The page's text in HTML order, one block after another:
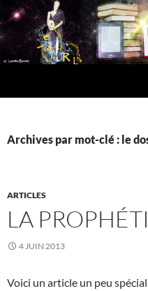
Aller
au
contenu
Archives par mot-clé : le
ARTICLES
LA
4 JUIN 2013
Voici un article un peu